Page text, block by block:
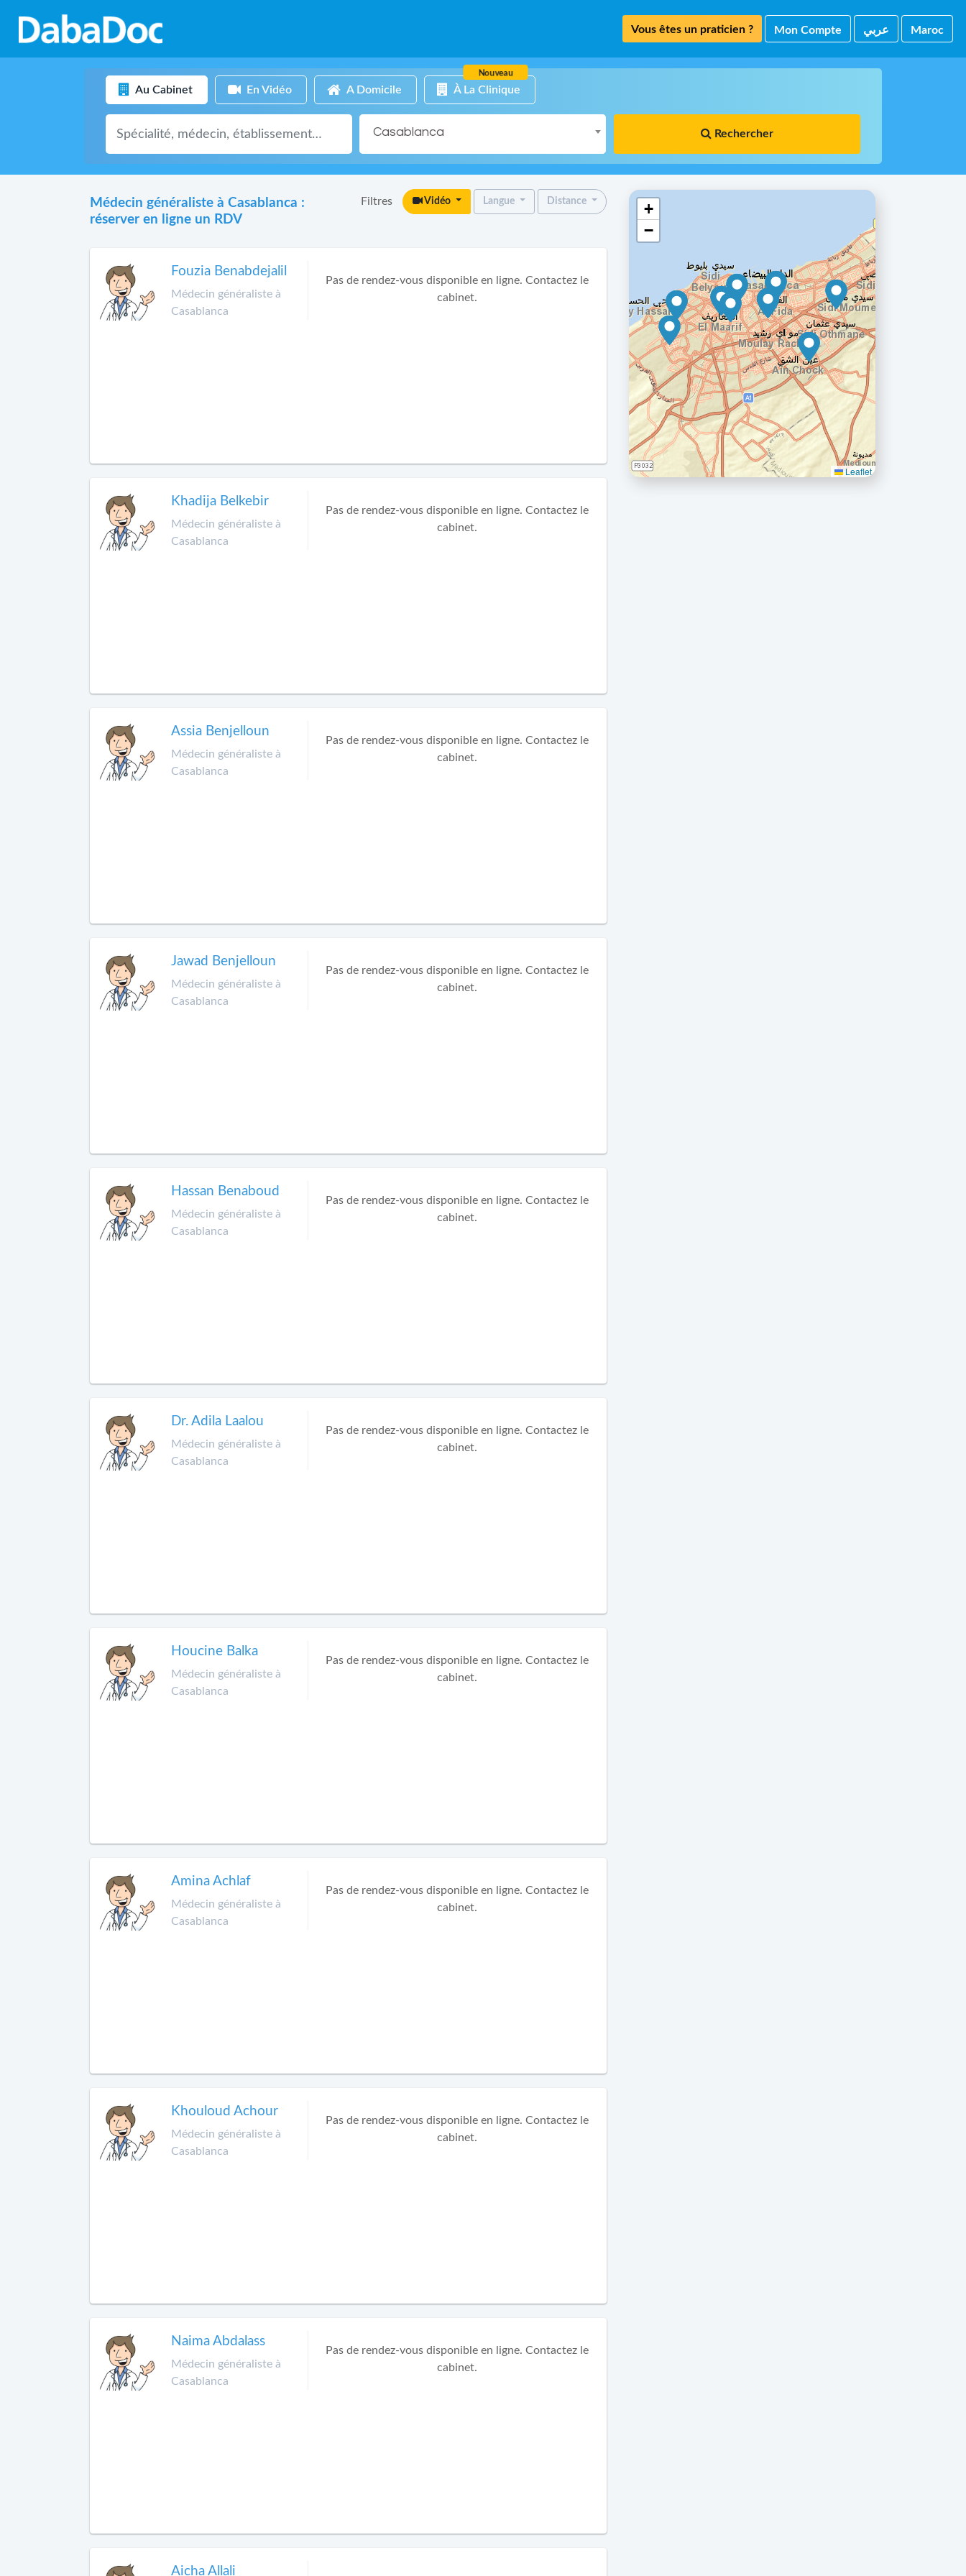
Vous êtes un praticien ? Mon Compte ﻋﺮﺑﻲ Maroc
Au Cabinet En Vidéo A Domicile À La Clinique
Nouveau
Casablanca Rechercher
Médecin généraliste à Casablanca :
réserver en ligne un RDV
Filtres Vidéo Langue Distance
Fouzia Benabdejalil
Médecin généraliste à
Casablanca
Pas de rendez-vous disponible en ligne. Contactez le
cabinet.
Khadija Belkebir
Médecin généraliste à
Casablanca
Pas de rendez-vous disponible en ligne. Contactez le
cabinet.
Assia Benjelloun
Médecin généraliste à
Casablanca
Pas de rendez-vous disponible en ligne. Contactez le
cabinet.
Jawad Benjelloun
Médecin généraliste à
Casablanca
Pas de rendez-vous disponible en ligne. Contactez le
cabinet.
Hassan Benaboud
Médecin généraliste à
Casablanca
Pas de rendez-vous disponible en ligne. Contactez le
cabinet.
Dr. Adila Laalou
Médecin généraliste à
Casablanca
Pas de rendez-vous disponible en ligne. Contactez le
cabinet.
Houcine Balka
Médecin généraliste à
Casablanca
Pas de rendez-vous disponible en ligne. Contactez le
cabinet.
Amina Achlaf
Médecin généraliste à
Casablanca
Pas de rendez-vous disponible en ligne. Contactez le
cabinet.
Khouloud Achour
Médecin généraliste à
Casablanca
Pas de rendez-vous disponible en ligne. Contactez le
cabinet.
Naima Abdalass
Médecin généraliste à
Casablanca
Pas de rendez-vous disponible en ligne. Contactez le
cabinet.
Aicha Allali
+
−
Leaflet